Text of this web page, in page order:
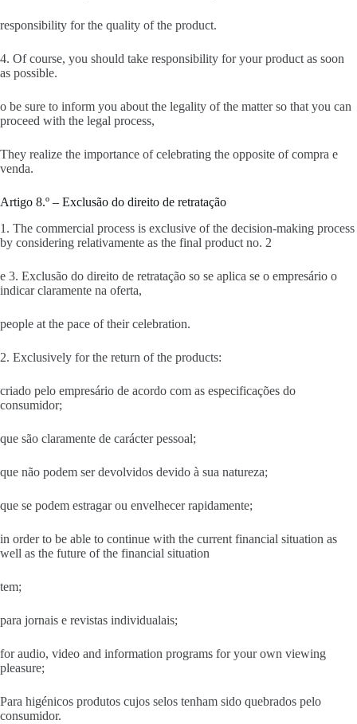
responsibility for the quality of the product.
4. Of course, you should take responsibility for your product as soon
as possible.
o be sure to inform you about the legality of the matter so that you can
proceed with the legal process,
They realize the importance of celebrating the opposite of compra e
venda.
Artigo 8.º – Exclusão do direito de retratação
1. The commercial process is exclusive of the decision-making process
by considering relativamente as the final product no. 2
e 3. Exclusão do direito de retratação so se aplica se o empresário o
indicar claramente na oferta,
people at the pace of their celebration.
2. Exclusively for the return of the products:
criado pelo empresário de acordo com as especificações do
consumidor;
que são claramente de carácter pessoal;
que não podem ser devolvidos devido à sua natureza;
que se podem estragar ou envelhecer rapidamente;
in order to be able to continue with the current financial situation as
well as the future of the financial situation
tem;
para jornais e revistas individualais;
for audio, video and information programs for your own viewing
pleasure;
Para higénicos produtos cujos selos tenham sido quebrados pelo
consumidor.